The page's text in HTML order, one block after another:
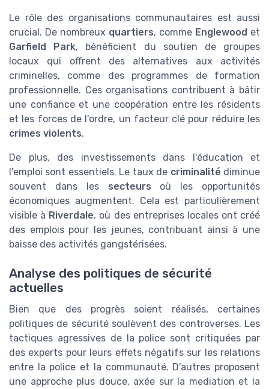
Le rôle des organisations communautaires est aussi
crucial. De nombreux quartiers, comme Englewood et
Garfield Park, bénéficient du soutien de groupes
locaux qui offrent des alternatives aux activités
criminelles, comme des programmes de formation
professionnelle. Ces organisations contribuent à bâtir
une confiance et une coopération entre les résidents
et les forces de l'ordre, un facteur clé pour réduire les
crimes violents.
De plus, des investissements dans l'éducation et
l'emploi sont essentiels. Le taux de criminalité diminue
souvent dans les secteurs où les opportunités
économiques augmentent. Cela est particulièrement
visible à Riverdale, où des entreprises locales ont créé
des emplois pour les jeunes, contribuant ainsi à une
baisse des activités gangstérisées.
Analyse des politiques de sécurité
actuelles
Bien que des progrès soient réalisés, certaines
politiques de sécurité soulèvent des controverses. Les
tactiques agressives de la police sont critiquées par
des experts pour leurs effets négatifs sur les relations
entre la police et la communauté. D'autres proposent
une approche plus douce, axée sur la mediation et la